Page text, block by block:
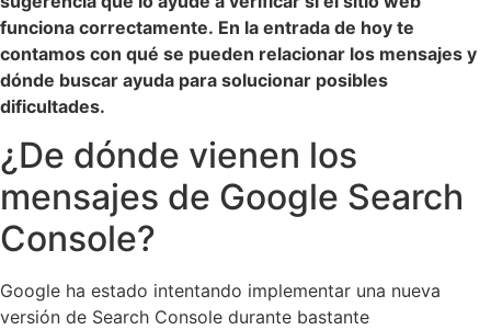
funciona correctamente. En la entrada de hoy te
contamos con qué se pueden relacionar los mensajes y
dónde buscar ayuda para solucionar posibles
dificultades.
¿De dónde vienen los
mensajes de Google Search
Console?
Google ha estado intentando implementar una nueva
versión de Search Console durante bastante